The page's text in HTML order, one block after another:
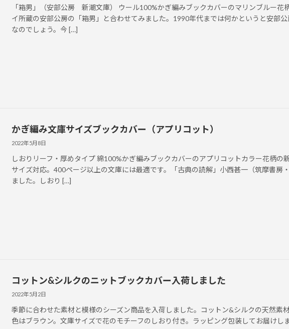
「箱男」（安部公房 新潮文庫） ウール100%かぎ編みブックカバーのマリンブルー花
イ所蔵の安部公房の「箱男」と合わせてみました。1990年代までは何かというと安部
なのでしょう。今 […]
かぎ編み文庫サイズブックカバー（アプリコット）
2022年5月8日
しおりリーフ・厚めタイプ 綿100%かぎ編みブックカバーのアプリコットカラー花柄の
サイズ対応。400ページ以上の文庫には最適です。「古典の読解」小西甚一（筑摩書房
ました。しおり […]
コットン&シルクのニットブックカバー入荷しました
2022年5月2日
季節に合わせた素材と模様のシーズン商品を入荷しました。コットン&シルクの天然素
色はブラウン。文庫サイズで花のモチーフのしおり付き。ラッピング包装してお届けしま